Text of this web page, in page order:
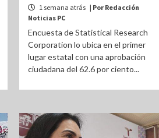
1 semana atrás | Por Redacción
Noticias PC
Encuesta de Statistical Research
Corporation lo ubica en el primer
lugar estatal con una aprobación
ciudadana del 62.6 por ciento...